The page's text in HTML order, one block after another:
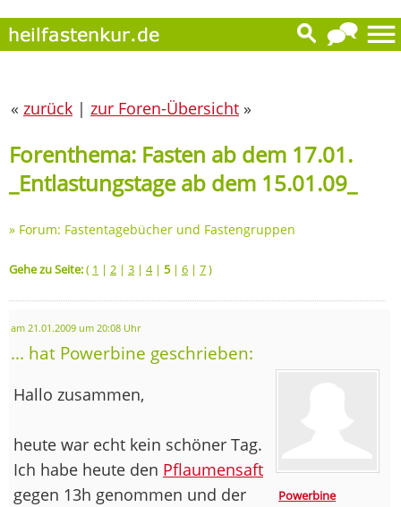
« zurück | zur Foren-Übersicht »
Forenthema: Fasten ab dem 17.01.
_Entlastungstage ab dem 15.01.09_
» Forum: Fastentagebücher und Fastengruppen
Gehe zu Seite:( 1 | 2 | 3 | 4| 5| 6 | 7)
am 21.01.2009 um 20:08 Uhr
... hat Powerbine geschrieben:
Powerbine
Hallo zusammen,
heute war echt kein schöner Tag.
Ich habe heute den Pflaumensaft
gegen 13h genommen und der